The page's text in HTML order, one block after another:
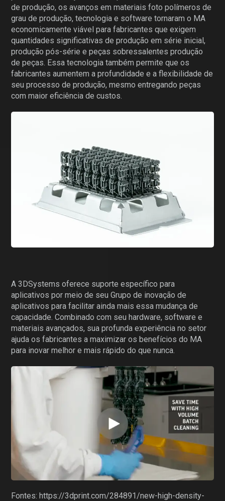
de produção, os avanços em materiais foto polímeros de
grau de produção, tecnologia e software tornaram o MA
economicamente viável para fabricantes que exigem
quantidades significativas de produção em série inicial,
produção pós-série e peças sobressalentes produção
de peças. Essa tecnologia também permite que os
fabricantes aumentem a profundidade e a flexibilidade de
seu processo de produção, mesmo entregando peças
com maior eficiência de custos.
A 3DSystems oferece suporte específico para
aplicativos por meio de seu Grupo de inovação de
aplicativos para facilitar ainda mais essa mudança de
capacidade. Combinado com seu hardware, software e
materiais avançados, sua profunda experiência no setor
ajuda os fabricantes a maximizar os benefícios do MA
para inovar melhor e mais rápido do que nunca.
Fontes: https://3dprint.com/284891/new-high-density-